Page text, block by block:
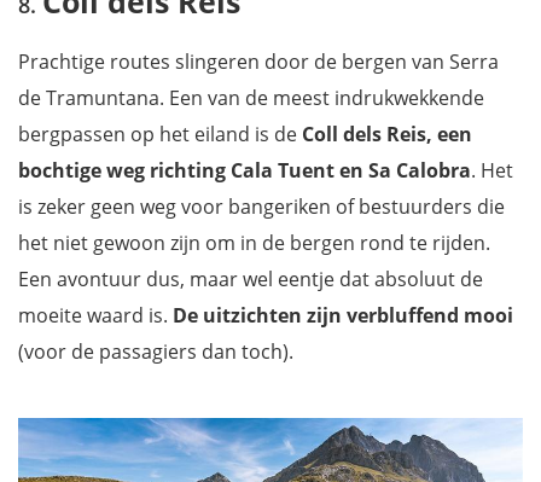
Prachtige routes slingeren door de bergen van Serra
de Tramuntana. Een van de meest indrukwekkende
bergpassen op het eiland is de Coll dels Reis, een
bochtige weg richting Cala Tuent en Sa Calobra. Het
is zeker geen weg voor bangeriken of bestuurders die
het niet gewoon zijn om in de bergen rond te rijden.
Een avontuur dus, maar wel eentje dat absoluut de
moeite waard is. De uitzichten zijn verbluffend mooi
(voor de passagiers dan toch).